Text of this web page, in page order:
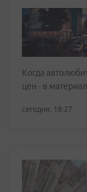
Когда
цен - в
сегодня, 18:27